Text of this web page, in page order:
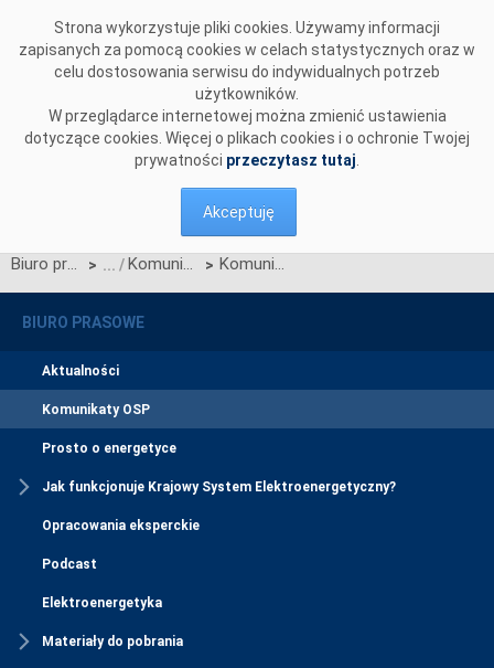
Strona wykorzystuje pliki cookies. Używamy informacji
zapisanych za pomocą cookies w celach statystycznych oraz w
celu dostosowania serwisu do indywidualnych potrzeb
użytkowników.
W przeglądarce internetowej można zmienić ustawienia
dotyczące cookies. Więcej o plikach cookies i o ochronie Twojej
prywatności przeczytasz tutaj
Akceptuję
Biuro prasowe > Komunikaty OSP > Komunikat w sprawie ogłoszenia jednostronnego przetargu miesięcznego na zdolności przesyłowe połączenia międzysystemowego PSE i NEK UKRENERGO na SIERPIEŃ 2017 r.
BIURO PRASOWE
Aktualności
Komunikaty OSP
Prosto o energetyce
Jak funkcjonuje Krajowy System Elektroenergetyczny?
Opracowania eksperckie
Podcast
Elektroenergetyka
Materiały do pobrania